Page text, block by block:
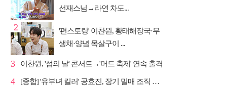
선재스님→라연 차도...
2
'편스토랑' 이찬원, 황태해장국·무
생채·양념 목살구이 ...
3 이찬원, '섬의 날' 콘서트→'머드 축제' 연속 출격
4 [종합] '유부녀 킬러' 공효진, 장기 밀매 조직 소탕…4...